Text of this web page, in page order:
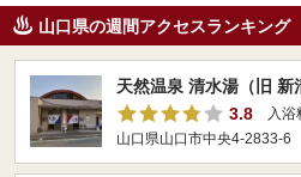
山口県の週間アクセスランキング
天然温泉 清水湯（旧 新
3.8
入浴
山口県山口市中央4-2833-6